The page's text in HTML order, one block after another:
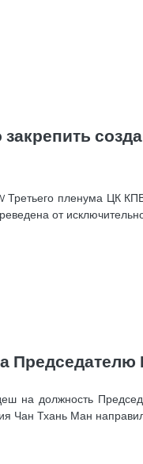
пленума ЦК КПВ
от
на должность
Чан Тхань Ман